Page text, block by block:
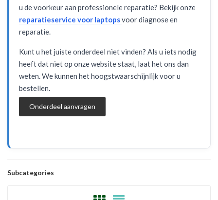
u de voorkeur aan professionele reparatie? Bekijk onze
reparatieservice voor laptopsvoor diagnose en
reparatie.
Kunt u het juiste onderdeel niet vinden? Als u iets nodig
heeft dat niet op onze website staat, laat het ons dan
weten. We kunnen het hoogstwaarschijnlijk voor u
bestellen.
Onderdeel aanvragen
Subcategories